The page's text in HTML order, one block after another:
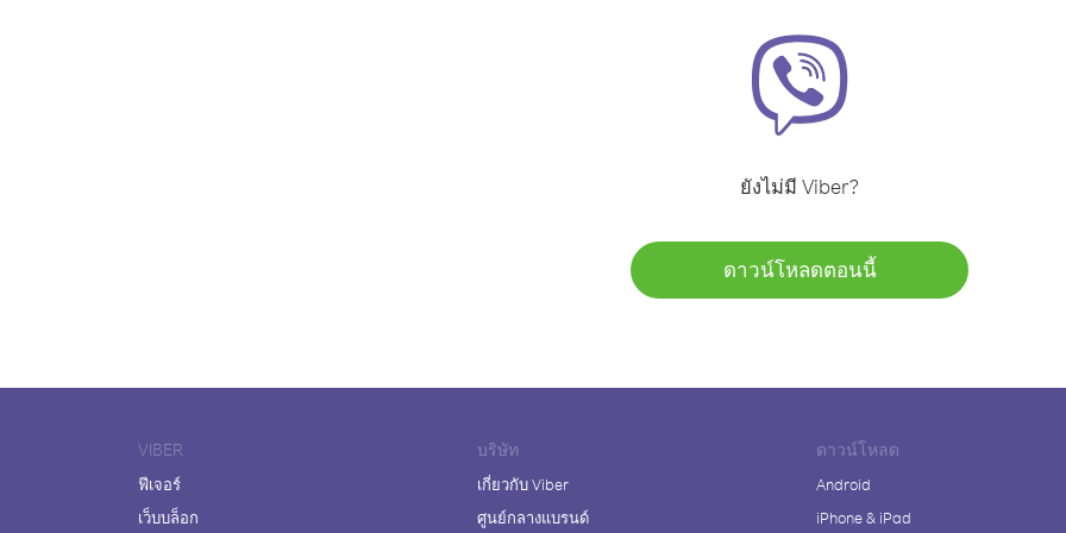
ยังไม่มี Viber?
ดาวน์โหลดตอนนี้
VIBER
ฟีเจอร์
เว็บบล็อก
บริษัท
เกี่ยวกับ Viber
ศูนย์กลางแบรนด์
ดาวน์โหลด
Android
iPhone & iPad